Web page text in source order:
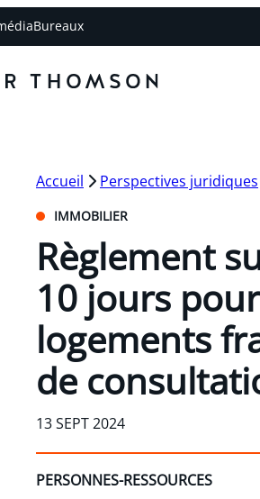
Bureaux
Accueil Perspectives juridiques
IMMOBILIER
Règlement
10 jours
logements
de
13 SEPT 2024
PERSONNES-RESSOURCES